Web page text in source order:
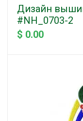
Дизайн
#NH_0703-2
$ 0.00